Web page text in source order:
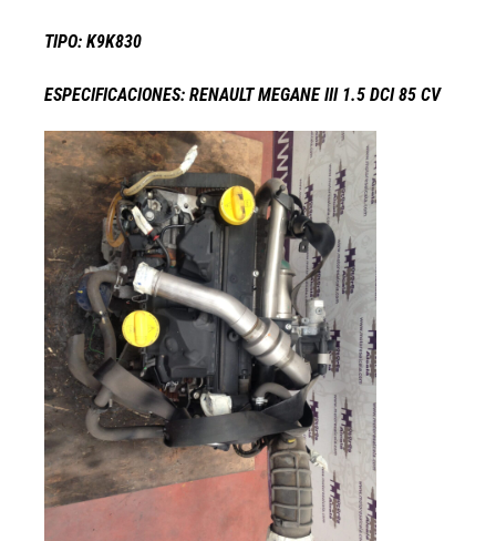
TIPO: K9K830
ESPECIFICACIONES: RENAULT MEGANE III 1.5 DCI 85 CV